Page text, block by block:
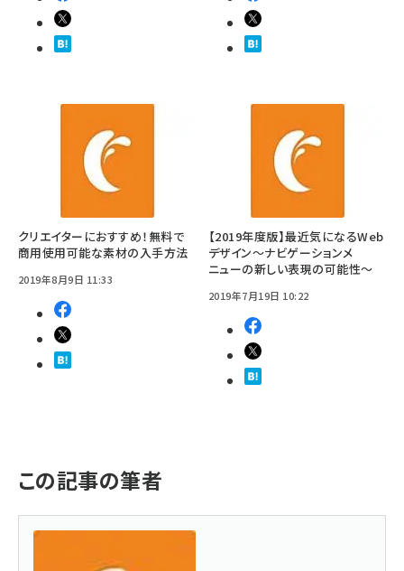
クリエイターにおすすめ！無料で
商用使用可能な素材の入手方法
2019年8月9日 11:33
【2019年度版】最近気になるWeb
デザイン～ナビゲーションメ
ニューの新しい表現の可能性～
2019年7月19日 10:22
この記事の筆者